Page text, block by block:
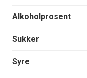
Alkoholprosent
Sukker
Syre